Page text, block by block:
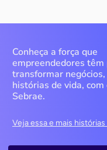
Conheça a força que
empreendedores têm
transformar
histórias de vida, com
Sebrae.
Veja essa e mais